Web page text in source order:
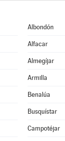
Albondón
Alfacar
Almegíjar
Armilla
Benalúa
Busquístar
Campotéjar